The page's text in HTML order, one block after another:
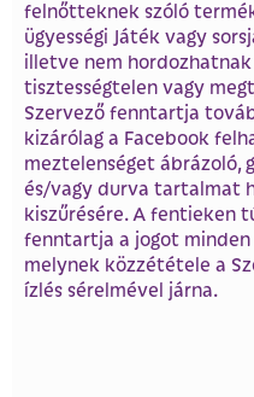
felnőtteknek szóló
ügyességi Játék vagy
illetve nem
tisztességtelen vagy
Szervező fenntartja
kizárólag a Facebook
meztelenséget ábrázoló,
és/vagy durva tartalmat
kiszűrésére. A fentieken
fenntartja a jogot
melynek közzététele a
ízlés sérelmével járna.